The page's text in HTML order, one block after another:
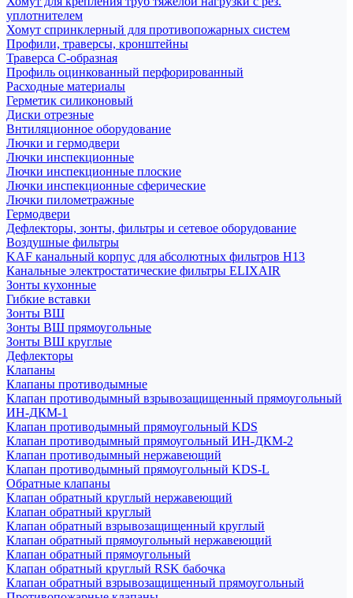
уплотнителем
Хомут спринклерный для противопожарных систем
Профили, траверсы, кронштейны
Траверса С-образная
Профиль оцинкованный перфорированный
Расходные материалы
Герметик силиконовый
Диски отрезные
Внтиляционное оборудование
Лючки и гермодвери
Лючки инспекционные
Лючки инспекционные плоские
Лючки инспекционные сферические
Лючки пилометражные
Гермодвери
Дефлекторы, зонты, фильтры и сетевое оборудование
Воздушные фильтры
KAF канальный корпус для абсолютных фильтров H13
Канальные электростатические фильтры ELIXAIR
Зонты кухонные
Гибкие вставки
Зонты ВШ
Зонты ВШ прямоугольные
Зонты ВШ круглые
Дефлекторы
Клапаны
Клапаны противодымные
Клапан противодымный взрывозащищенный прямоугольный
ИН-ДКМ-1
Клапан противодымный прямоугольный KDS
Клапан противодымный прямоугольный ИН-ДКМ-2
Клапан противодымный нержавеющий
Клапан противодымный прямоугольный KDS-L
Обратные клапаны
Клапан обратный круглый нержавеющий
Клапан обратный круглый
Клапан обратный взрывозащищенный круглый
Клапан обратный прямоугольный нержавеющий
Клапан обратный прямоугольный
Клапан обратный круглый RSK бабочка
Клапан обратный взрывозащищенный прямоугольный